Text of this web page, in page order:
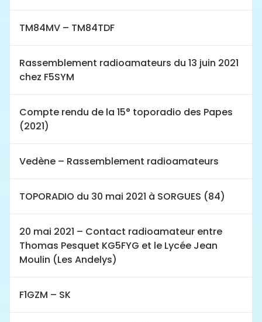
TM84MV – TM84TDF
Rassemblement radioamateurs du 13 juin 2021
chez F5SYM
Compte rendu de la 15° toporadio des Papes
(2021)
Vedène – Rassemblement radioamateurs
TOPORADIO du 30 mai 2021 à SORGUES (84)
20 mai 2021 – Contact radioamateur entre
Thomas Pesquet KG5FYG et le Lycée Jean
Moulin (Les Andelys)
F1GZM – SK